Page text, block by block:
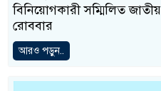
বিনিয়োগকারী সম্মিলিত
রোববার
আরও পড়ুন..